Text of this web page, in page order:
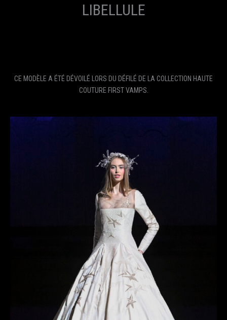
LIBELLULE
CE MODÈLE A ÉTÉ DÉVOILÉ LORS DU DÉFILÉ DE LA COLLECTION HAUTE
COUTURE FIRST VAMPS.